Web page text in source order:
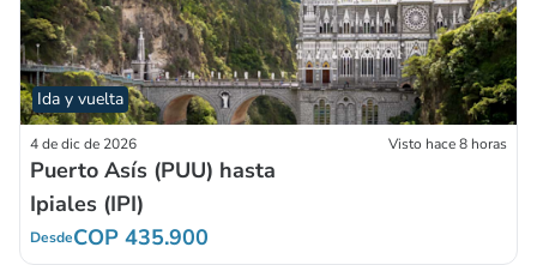
Ida y vuelta
4 de dic de 2026 Visto hace 8 horas
Puerto Asís (PUU) hasta
Ipiales (IPI)
DesdeCOP 435.900